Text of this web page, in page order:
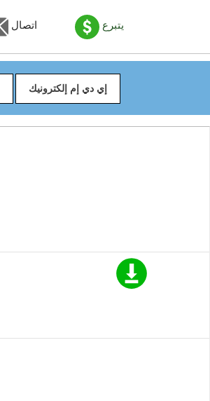
اتصال يتبرع
إي دي إم إلكترونيك